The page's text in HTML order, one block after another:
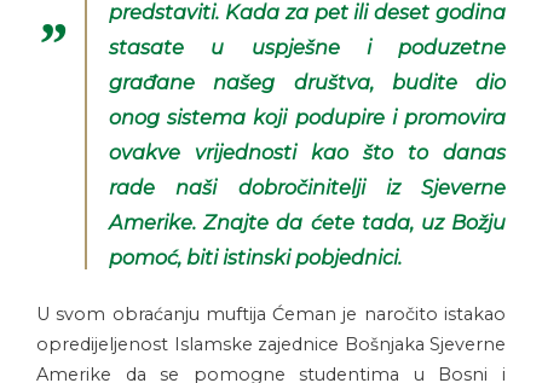
predstaviti. Kada za pet ili deset godina
stasate u uspješne i poduzetne
građane našeg društva, budite dio
onog sistema koji podupire i promovira
ovakve vrijednosti kao što to danas
rade naši dobročinitelji iz Sjeverne
Amerike. Znajte da ćete tada, uz Božju
pomoć, biti istinski pobjednici.
U svom obraćanju muftija Ćeman je naročito istakao
opredijeljenost Islamske zajednice Bošnjaka Sjeverne
Amerike da se pomogne studentima u Bosni i